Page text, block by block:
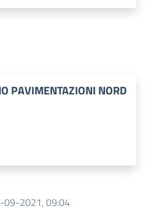
PAVIMENTAZIONI NORD
09-2021, 09:04